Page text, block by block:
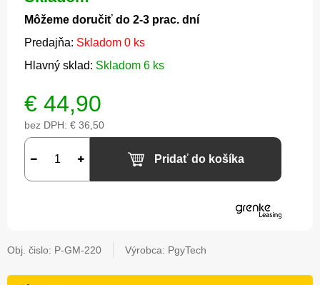
Môžeme doručiť do 2-3 prac. dní
Predajňa: Skladom 0 ks
Hlavný sklad: Skladom 6 ks
€ 44,90
bez DPH: € 36,50
Pridať do košíka
Obj. čislo: P-GM-220 Výrobca: PgyTech